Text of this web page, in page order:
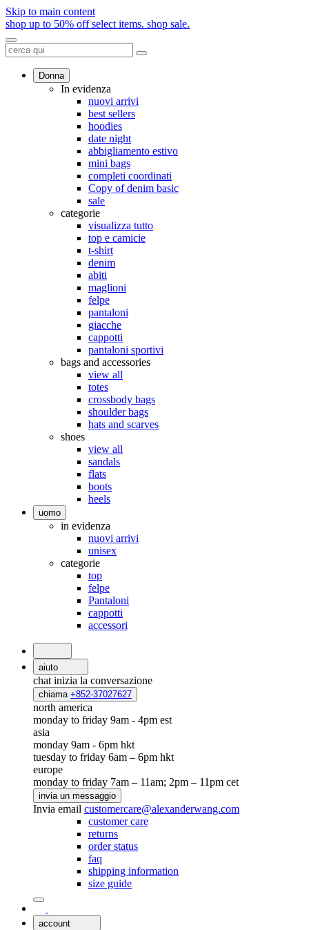
Skip to main content
shop up to 50% off select items. shop sale.
Donna
In evidenza
nuovi arrivi
best sellers
hoodies
date night
abbigliamento estivo
mini bags
completi coordinati
Copy of denim basic
sale
categorie
visualizza tutto
top e camicie
t-shirt
denim
abiti
maglioni
felpe
pantaloni
giacche
cappotti
pantaloni sportivi
bags and accessories
view all
totes
crossbody bags
shoulder bags
hats and scarves
shoes
view all
sandals
flats
boots
heels
uomo
in evidenza
nuovi arrivi
unisex
categorie
top
felpe
Pantaloni
cappotti
accessori
aiuto
chat inizia la conversazione
chiama +852-37027627
north america
monday to friday 9am - 4pm est
asia
monday 9am - 6pm hkt
tuesday to friday 6am – 6pm hkt
europe
monday to friday 7am – 11am; 2pm – 11pm cet
invia un messaggio
Invia email customercare@alexanderwang.com
customer care
returns
order status
faq
shipping information
size guide
account